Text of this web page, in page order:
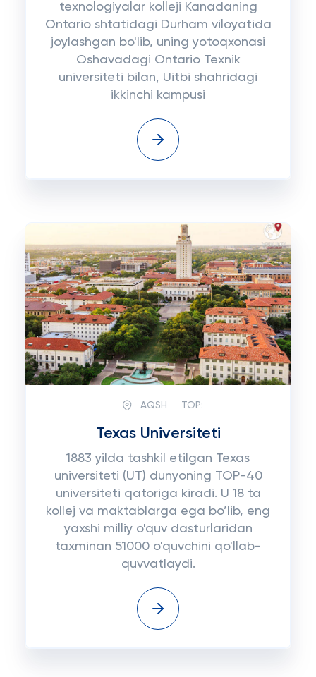
texnologiyalar kolleji Kanadaning
Ontario shtatidagi Durham viloyatida
joylashgan bo'lib, uning yotoqxonasi
Oshavadagi Ontario Texnik
universiteti bilan, Uitbi shahridagi
ikkinchi kampusi
AQSH TOP:
Texas Universiteti
1883 yilda tashkil etilgan Texas
universiteti (UT) dunyoning TOP-40
universiteti qatoriga kiradi. U 18 ta
kollej va maktablarga ega bo’lib, eng
yaxshi milliy o'quv dasturlaridan
taxminan 51000 o'quvchini qo'llab-
quvvatlaydi.